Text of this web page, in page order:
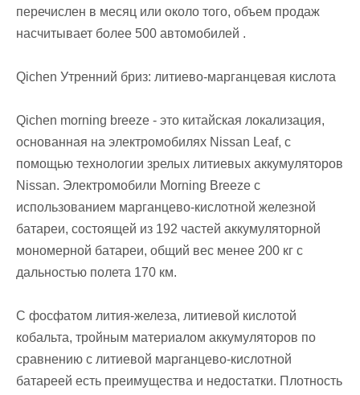
перечислен в месяц или около того, объем продаж
насчитывает более 500 автомобилей .
Qichen Утренний бриз: литиево-марганцевая кислота
Qichen morning breeze - это китайская локализация,
основанная на электромобилях Nissan Leaf, с
помощью технологии зрелых литиевых аккумуляторов
Nissan. Электромобили Morning Breeze с
использованием марганцево-кислотной железной
батареи, состоящей из 192 частей аккумуляторной
мономерной батареи, общий вес менее 200 кг с
дальностью полета 170 км.
С фосфатом лития-железа, литиевой кислотой
кобальта, тройным материалом аккумуляторов по
сравнению с литиевой марганцево-кислотной
батареей есть преимущества и недостатки. Плотность